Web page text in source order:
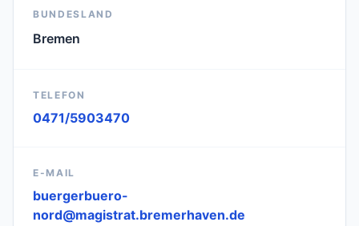
BUNDESLAND
Bremen
TELEFON
0471/5903470
E-MAIL
buergerbuero-
nord@magistrat.bremerhaven.de